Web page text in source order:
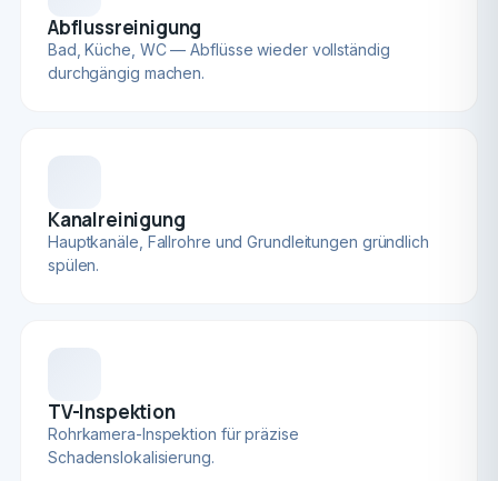
Abflussreinigung
Bad, Küche, WC — Abflüsse wieder vollständig
durchgängig machen.
Kanalreinigung
Hauptkanäle, Fallrohre und Grundleitungen gründlich
spülen.
TV-Inspektion
Rohrkamera-Inspektion für präzise
Schadenslokalisierung.